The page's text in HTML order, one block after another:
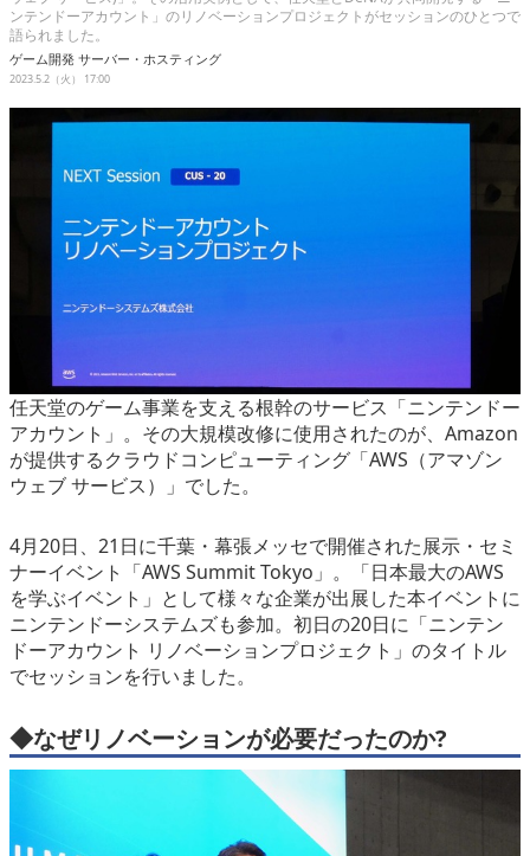
連載
イベント/セミナー
ンテンドーアカウント」のリノベーションプロジェクトがセッションのひとつで
語られました。
ゲーム開発 サーバー・ホスティング
2023.5.2（火） 17:00
任天堂のゲーム事業を支える根幹のサービス「ニンテンドー
アカウント」。その大規模改修に使用されたのが、Amazon
が提供するクラウドコンピューティング「AWS（アマゾン
ウェブ サービス）」でした。
4月20日、21日に千葉・幕張メッセで開催された展示・セミ
ナーイベント「AWS Summit Tokyo」。「日本最大のAWS
を学ぶイベント」として様々な企業が出展した本イベントに
ニンテンドーシステムズも参加。初日の20日に「ニンテン
ドーアカウント リノベーションプロジェクト」のタイトル
でセッションを行いました。
◆なぜリノベーションが必要だったのか?